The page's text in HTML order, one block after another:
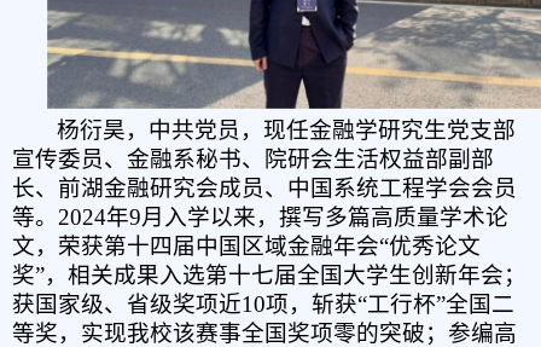
杨衍昊，中共党员，现任金融学研究生党支部
宣传委员、金融系秘书、 院研会生活权益部副部
长、前湖金融研究会成员、中国系统工程学会会员
等。2024年9月入学以来，撰写多篇高质量学术论
文，荣获第十四届中国区域金融年会“优秀论文
奖”， 相关成果入选第十七届全国大学生创新年会；
获国家级、省级奖项近10项，斩获“工行杯”全国二
等奖，实现我校该赛事全国奖项零的突破；参编高